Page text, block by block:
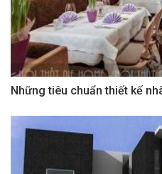
Những tiêu chuẩn thiết kế